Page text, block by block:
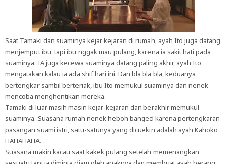
Saat Tamaki dan suaminya kejar kejaran di rumah, ayah Ito juga datang
menjemput ibu, tapi ibu nggak mau pulang, karena ia sakit hati pada
suaminya. IA juga kecewa suaminya datang paling akhir, ayah Ito
mengatakan kalau ia ada shif hari ini. Dan bla bla bla, keduanya
bertengkar sambil berteriak, ibu Ito memukul suaminya dan nenek
mencoba menghentikan mereka.
Tamaki di luar masih masin kejar-kejaran dan berakhir memukul
suaminya. Suasana rumah nenek heboh banged karena pertengkaran
pasangan suami istri, satu-satunya yang dicuekin adalah ayah Kahoko
HAHAHAHA.
Suasana makin kacau saat kakek pulang setelah memenangkan